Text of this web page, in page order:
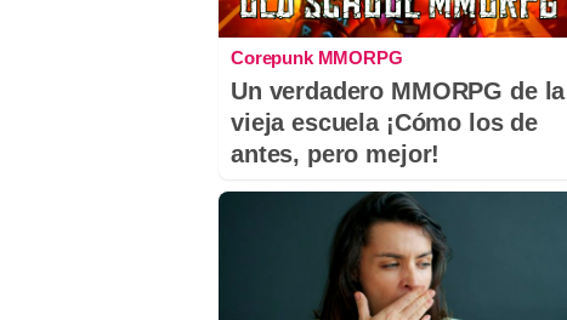
Corepunk MMORPG
Un verdadero MMORPG de la
vieja escuela ¡Cómo los de
antes, pero mejor!